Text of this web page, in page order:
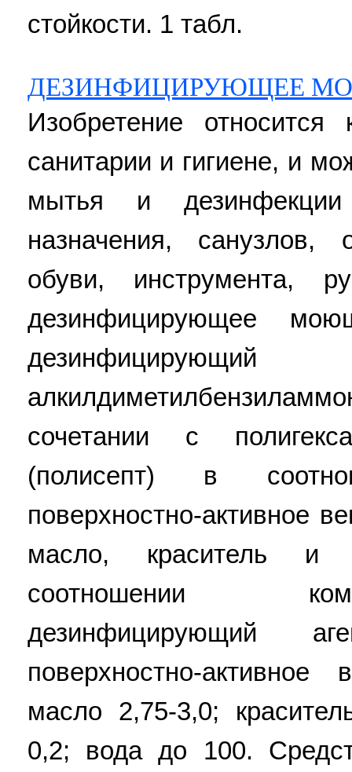
стойкости. 1 табл.
ДЕЗИНФИЦИРУЮЩЕЕ
Изобретение
санитарии и гигиене, и
мытья и дезинфекции
назначения,
обуви, инструмента,
дезинфицирующее
сочетании с
(полисепт) в
поверхностно-активное
масло, краситель
соотношении
дезинфицирующий
поверхностно-
масло 2,75-3,0;
0,2; вода до 100.